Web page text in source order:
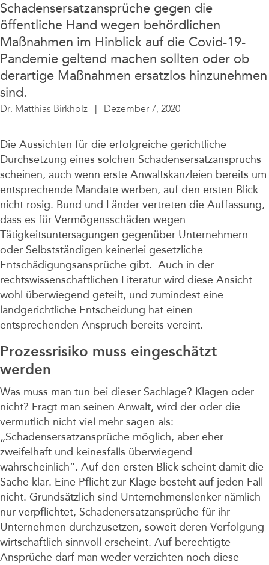
Schadensersatzansprüche gegen die
öffentliche Hand wegen behördlichen
Maßnahmen im Hinblick auf die Covid-19-
Pandemie geltend machen sollten oder ob
derartige Maßnahmen ersatzlos hinzunehmen
sind.
Dr. Matthias Birkholz Dezember 7, 2020
Die Aussichten für die erfolgreiche gerichtliche
Durchsetzung eines solchen Schadensersatzanspruchs
scheinen, auch wenn erste Anwaltskanzleien bereits um
entsprechende Mandate werben, auf den ersten Blick
nicht rosig. Bund und Länder vertreten die Auffassung,
dass es für Vermögensschäden wegen
Tätigkeitsuntersagungen gegenüber Unternehmern
oder Selbstständigen keinerlei gesetzliche
Entschädigungsansprüche gibt. Auch in der
rechtswissenschaftlichen Literatur wird diese Ansicht
wohl überwiegend geteilt, und zumindest eine
landgerichtliche Entscheidung hat einen
entsprechenden Anspruch bereits vereint.
Prozessrisiko muss eingeschätzt
werden
Was muss man tun bei dieser Sachlage? Klagen oder
nicht? Fragt man seinen Anwalt, wird der oder die
vermutlich nicht viel mehr sagen als:
„Schadensersatzansprüche möglich, aber eher
zweifelhaft und keinesfalls überwiegend
wahrscheinlich“. Auf den ersten Blick scheint damit die
Sache klar. Eine Pflicht zur Klage besteht auf jeden Fall
nicht. Grundsätzlich sind Unternehmenslenker nämlich
nur verpflichtet, Schadenersatzansprüche für ihr
Unternehmen durchzusetzen, soweit deren Verfolgung
wirtschaftlich sinnvoll erscheint. Auf berechtigte
Ansprüche darf man weder verzichten noch diese